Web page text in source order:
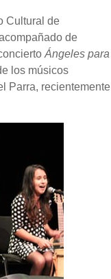
Cultural de
de
Ángeles para
los músicos
Parra, recientemente